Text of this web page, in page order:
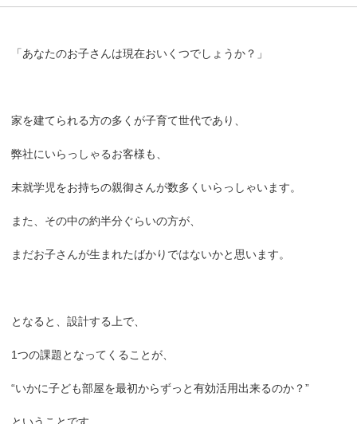
「あなたのお子さんは現在おいくつでしょうか？」
家を建てられる方の多くが子育て世代であり、
弊社にいらっしゃるお客様も、
未就学児をお持ちの親御さんが数多くいらっしゃいます。
また、その中の約半分ぐらいの方が、
まだお子さんが生まれたばかりではないかと思います。
となると、設計する上で、
1つの課題となってくることが、
“いかに子ども部屋を最初からずっと有効活用出来るのか？”